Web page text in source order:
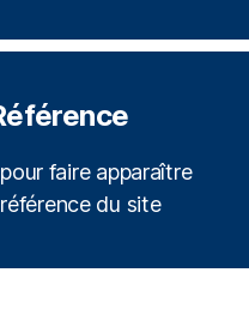
faire apparaître
du site